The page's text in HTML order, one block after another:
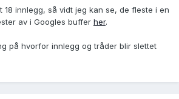
18 innlegg, så vidt jeg kan se, de fleste i en
av i Googles buffer her.
på hvorfor innlegg og tråder blir slettet